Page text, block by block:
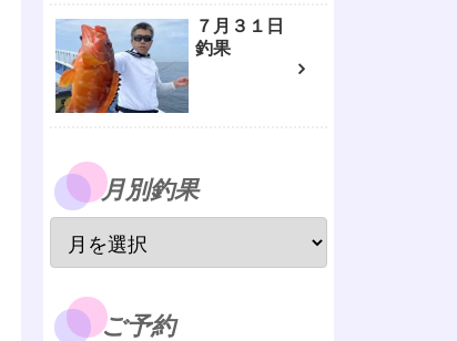
７月３１日
釣果
月別釣果
ご予約